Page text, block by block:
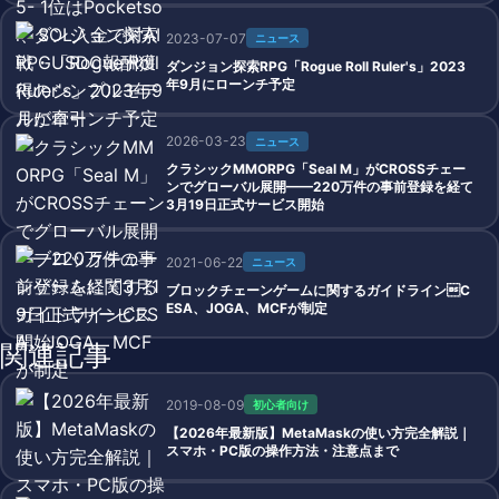
2023-07-07 ニュース
ダンジョン探索RPG「Rogue Roll Ruler's」2023
年9月にローンチ予定
2026-03-23 ニュース
クラシックMMORPG「Seal M」がCROSSチェー
ンでグローバル展開——220万件の事前登録を経て
3月19日正式サービス開始
2021-06-22 ニュース
ブロックチェーンゲームに関するガイドラインC
ESA、JOGA、MCFが制定
関連記事
2019-08-09 初心者向け
【2026年最新版】MetaMaskの使い方完全解説｜
スマホ・PC版の操作方法・注意点まで